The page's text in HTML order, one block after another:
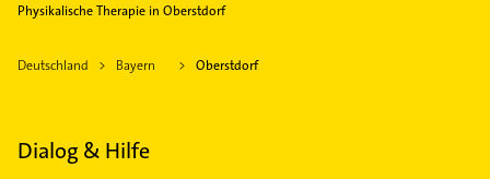
Physikalische Therapie in Oberstdorf
Deutschland Bayern Oberstdorf
Dialog & Hilfe